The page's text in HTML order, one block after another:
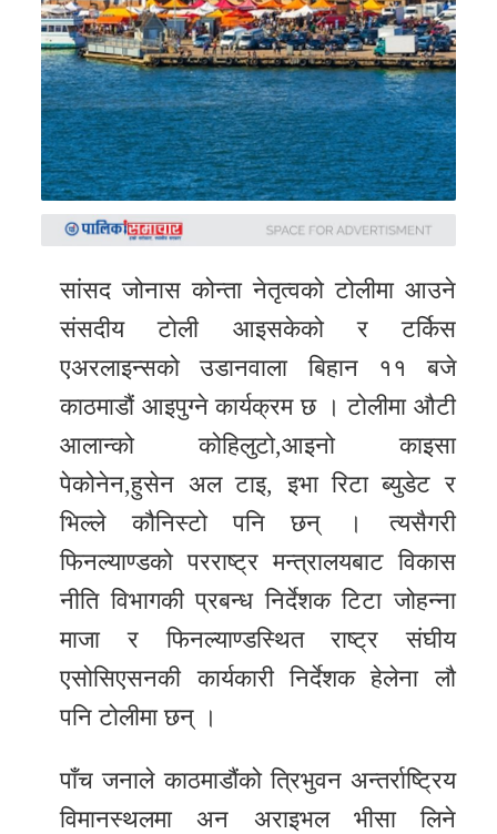
स्थानीय
तह
English
सांसद जोनास कोन्ता नेतृत्वको टोलीमा आउने
संसदीय टोली आइसकेको र टर्किस
एअरलाइन्सको उडानवाला बिहान ११ बजे
काठमाडौं आइपुग्ने कार्यक्रम छ । टोलीमा औटी
आलान्को कोहिलुटो,आइनो काइसा
पेकोनेन,हुसेन अल टाइ, इभा रिटा ब्युडेट र
भिल्ले कौनिस्टो पनि छन् । त्यसैगरी
फिनल्याण्डको परराष्ट्र मन्त्रालयबाट विकास
नीति विभागकी प्रबन्ध निर्देशक टिटा जोहन्ना
माजा र फिनल्याण्डस्थित राष्ट्र संघीय
एसोसिएसनकी कार्यकारी निर्देशक हेलेना लौ
पनि टोलीमा छन् ।
पाँच जनाले काठमाडौंको त्रिभुवन अन्तर्राष्ट्रिय
विमानस्थलमा अन अराइभल भीसा लिने